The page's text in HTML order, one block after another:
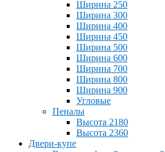
Ширина 250
Ширина 300
Ширина 400
Ширина 450
Ширина 500
Ширина 600
Ширина 700
Ширина 800
Ширина 900
Угловые
Пеналы
Высота 2180
Высота 2360
Двери-купе